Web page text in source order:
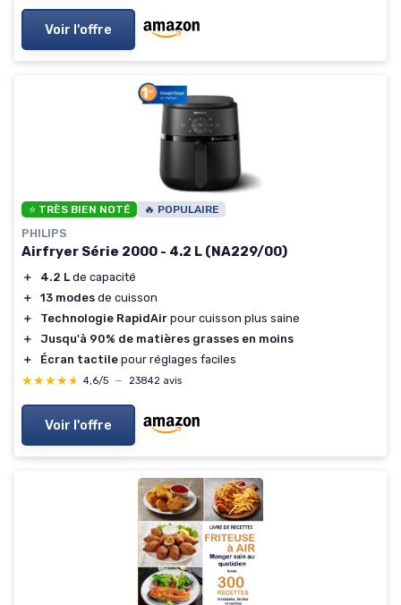
Voir l'offre
⭐ TRÈS BIEN NOTÉ 🔥 POPULAIRE
PHILIPS
Airfryer Série 2000 - 4.2 L (NA229/00)
＋ 4.2 L de capacité
＋
13 modes de cuisson
＋
Technologie RapidAir pour cuisson plus saine
＋
Jusqu'à 90% de matières grasses en moins
＋
Écran tactile pour réglages faciles
★★★★★
★★★★★ 4,6/5 — 23842 avis
Voir l'offre